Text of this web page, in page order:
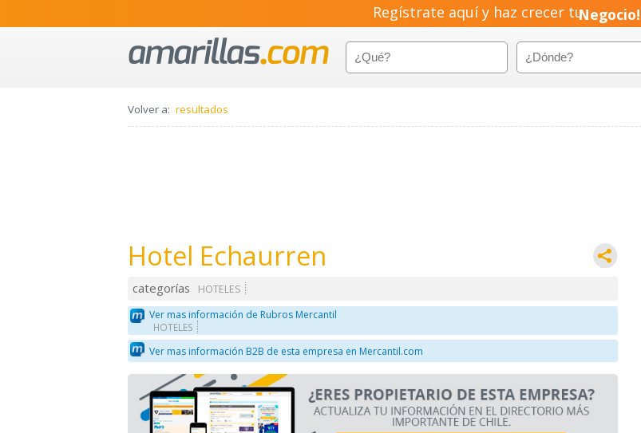
Regístrate aquí y haz crecer tuEmpresa!
Negocio!
Pyme!
Volver a: resultados
Hotel Echaurren
categorías
HOTELES
Ver mas información de Rubros Mercantil
HOTELES
Ver mas información B2B de esta empresa en Mercantil.com